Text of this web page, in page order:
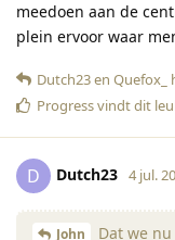
meedoen aan de
plein ervoor waar
Dutch23en Quefox_
Progressvindt dit
D Dutch23 4 jul.
John
Dat we